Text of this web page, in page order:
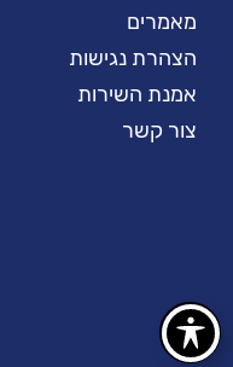
מאמרים
הצהרת נגישות
אמנת השירות
צור קשר